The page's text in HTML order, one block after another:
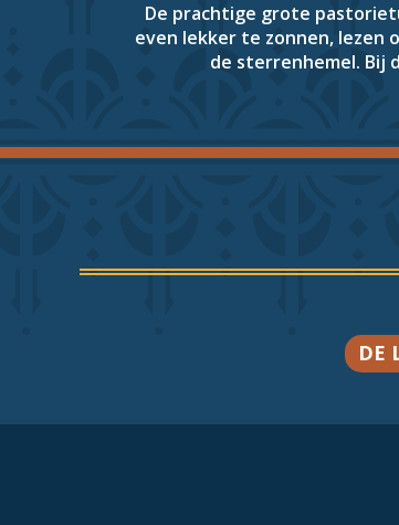
De prachtige grote
even lekker te zonnen, lezen
de sterrenhemel. Bij
DE